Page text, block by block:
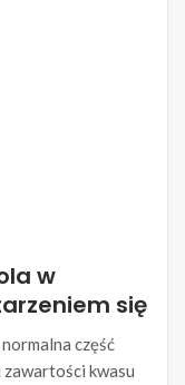
w
się
część
kwasu